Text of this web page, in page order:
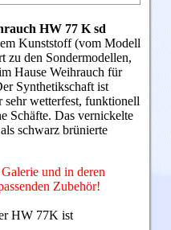
HW 77 K sd
Kunststoff (vom Modell
zu den Sondermodellen,
Hause Weihrauch für
Synthetikschaft ist
wetterfest, funktionell
Schäfte. Das vernickelte
schwarz brünierte
und in deren
Zubehör!
HW 77K ist